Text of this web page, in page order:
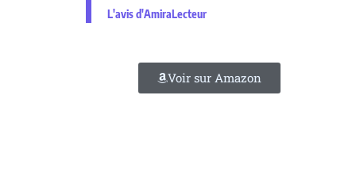
L'avis d'AmiraLecteur
Voir sur Amazon